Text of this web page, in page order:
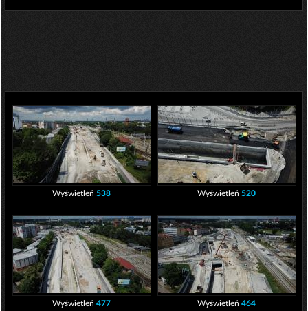
Wyświetleń 538 Wyświetleń 520
Wyświetleń 477 Wyświetleń 464